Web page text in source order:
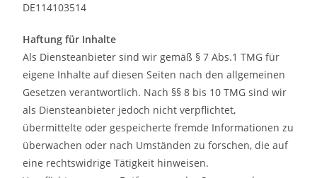
DE114103514
Haftung für Inhalte
Als Diensteanbieter sind wir gemäß § 7 Abs.1 TMG für
eigene Inhalte auf diesen Seiten nach den allgemeinen
Gesetzen verantwortlich. Nach §§ 8 bis 10 TMG sind wir
als Diensteanbieter jedoch nicht verpflichtet,
übermittelte oder gespeicherte fremde Informationen zu
überwachen oder nach Umständen zu forschen, die auf
eine rechtswidrige Tätigkeit hinweisen.